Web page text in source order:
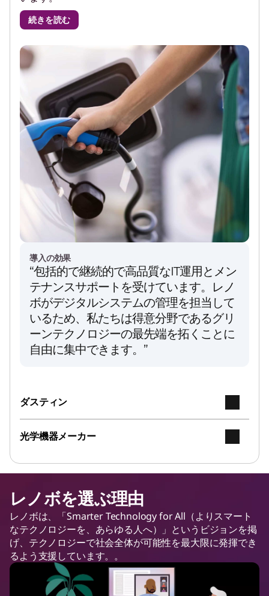
続きを読む
導入の効果
“包括的で継続的で高品質なIT運用とメン
テナンスサポートを受けています。レノ
ボがデジタルシステムの管理を担当して
いるため、私たちは得意分野であるグリ
ーンテクノロジーの最先端を拓くことに
自由に集中できます。”
ダスティン
光学機器メーカー
レノボを選ぶ理由
レノボは、「Smarter Technology for All（よりスマート
なテクノロジーを、あらゆる人へ）」というビジョンを掲
げ、テクノロジーで社会全体が可能性を最大限に発揮でき
るよう支援しています。。